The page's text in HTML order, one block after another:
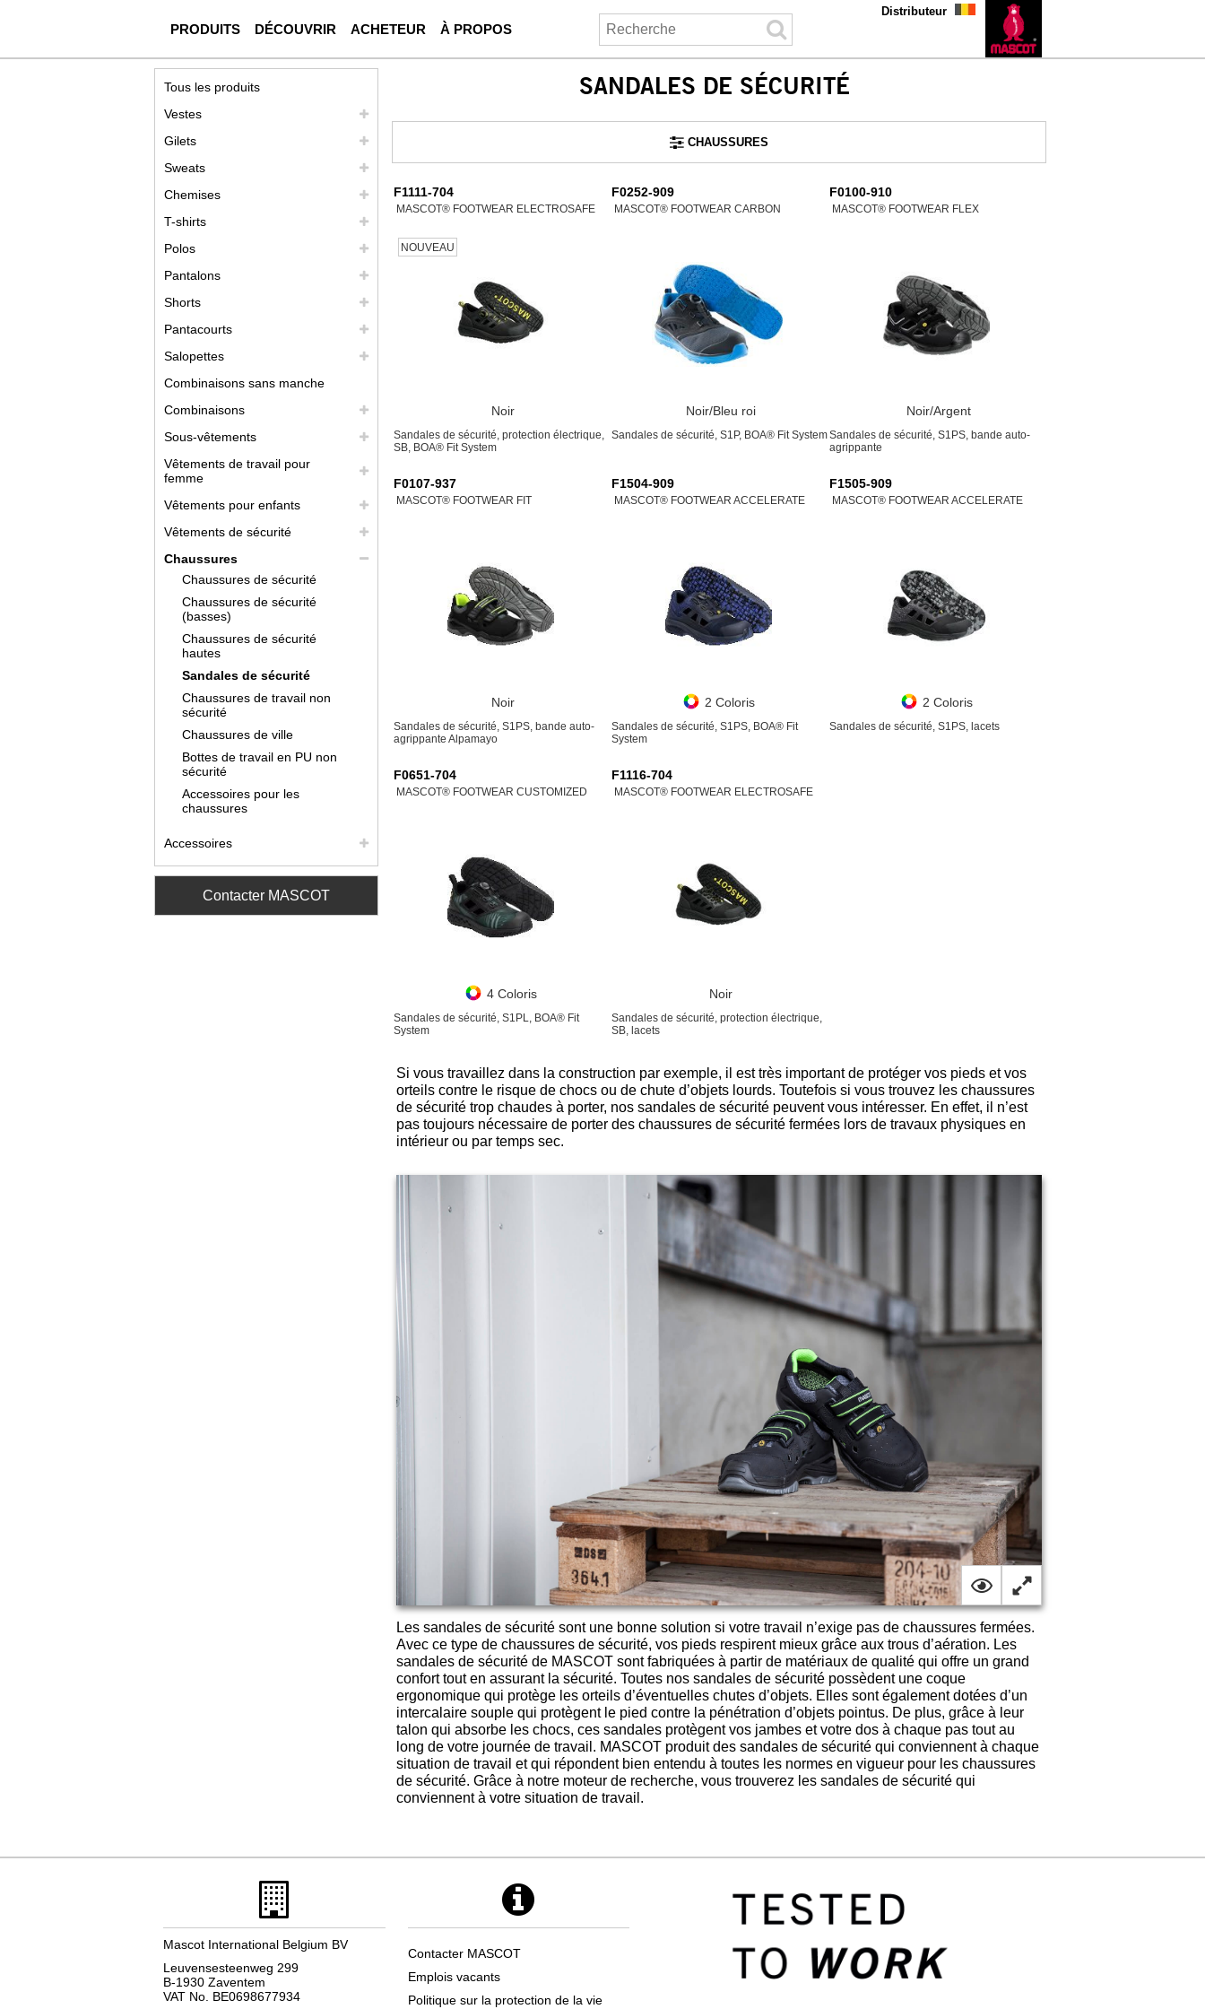
PRODUITS DÉCOUVRIR ACHETEUR À PROPOS
Distributeur
SANDALES DE SÉCURITÉ
CHAUSSURES
F1111-704
MASCOT® FOOTWEAR ELECTROSAFE
NOUVEAU
Noir
Sandales de sécurité, protection électrique,
SB, BOA® Fit System
F0252-909
MASCOT® FOOTWEAR CARBON
Noir/Bleu roi
Sandales de sécurité, S1P, BOA® Fit System
F0100-910
MASCOT® FOOTWEAR FLEX
Noir/Argent
Sandales de sécurité, S1PS, bande auto-
agrippante
F0107-937
MASCOT® FOOTWEAR FIT
Noir
Sandales de sécurité, S1PS, bande auto-
agrippante Alpamayo
F1504-909
MASCOT® FOOTWEAR ACCELERATE
2 Coloris
Sandales de sécurité, S1PS, BOA® Fit
System
F1505-909
MASCOT® FOOTWEAR ACCELERATE
2 Coloris
Sandales de sécurité, S1PS, lacets
F0651-704
MASCOT® FOOTWEAR CUSTOMIZED
4 Coloris
Sandales de sécurité, S1PL, BOA® Fit
System
F1116-704
MASCOT® FOOTWEAR ELECTROSAFE
Noir
Sandales de sécurité, protection électrique,
SB, lacets
Si vous travaillez dans la construction par exemple, il est très important de protéger vos pieds et vos
orteils contre le risque de chocs ou de chute d’objets lourds. Toutefois si vous trouvez les chaussures
de sécurité trop chaudes à porter, nos sandales de sécurité peuvent vous intéresser. En effet, il n’est
pas toujours nécessaire de porter des chaussures de sécurité fermées lors de travaux physiques en
intérieur ou par temps sec.
Les sandales de sécurité sont une bonne solution si votre travail n’exige pas de chaussures fermées.
Avec ce type de chaussures de sécurité, vos pieds respirent mieux grâce aux trous d’aération. Les
sandales de sécurité de MASCOT sont fabriquées à partir de matériaux de qualité qui offre un grand
confort tout en assurant la sécurité. Toutes nos sandales de sécurité possèdent une coque
ergonomique qui protège les orteils d’éventuelles chutes d’objets. Elles sont également dotées d’un
intercalaire souple qui protègent le pied contre la pénétration d’objets pointus. De plus, grâce à leur
talon qui absorbe les chocs, ces sandales protègent vos jambes et votre dos à chaque pas tout au
long de votre journée de travail. MASCOT produit des sandales de sécurité qui conviennent à chaque
situation de travail et qui répondent bien entendu à toutes les normes en vigueur pour les chaussures
de sécurité. Grâce à notre moteur de recherche, vous trouverez les sandales de sécurité qui
conviennent à votre situation de travail.
Tous les produits
Vestes
Gilets
Sweats
Chemises
T-shirts
Polos
Pantalons
Shorts
Pantacourts
Salopettes
Combinaisons sans manche
Combinaisons
Sous-vêtements
Vêtements de travail pour
femme
Vêtements pour enfants
Vêtements de sécurité
Chaussures
Chaussures de sécurité
Chaussures de sécurité
(basses)
Chaussures de sécurité
hautes
Sandales de sécurité
Chaussures de travail non
sécurité
Chaussures de ville
Bottes de travail en PU non
sécurité
Accessoires pour les
chaussures
Accessoires
Contacter MASCOT
Mascot International Belgium BV
Leuvensesteenweg 299
B-1930 Zaventem
VAT No. BE0698677934
Contacter MASCOT
Emplois vacants
Politique sur la protection de la vie